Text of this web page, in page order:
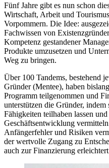
Fünf Jahre gibt es nun schon
Wirtschaft, Arbeit und
Vorpommern. Die Idee:
Fachwissen von
Kompetenz gestandener
Produkte umzusetzen und
Weg zu bringen.
Über 100 Tandems, bestehend
Gründer (Mentee), haben
Programm teilgenommen und
unterstützen die Gründer,
Fähigkeiten teilhaben lassen
Geschäftsentwicklung
Anfängerfehler und Risiken
der wertvolle Zugang zu
auch zur Finanzierung